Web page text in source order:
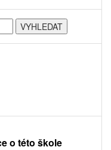
o této škole